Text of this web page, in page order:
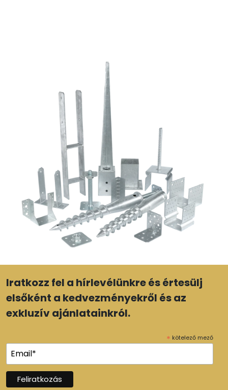
Iratkozz fel a hírlevélünkre és értesülj
elsőként a kedvezményekről és az
exkluzív ajánlatainkról.
* kötelező mező